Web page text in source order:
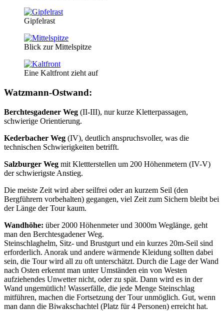
Gipfelrast
Blick zur Mittelspitze
Eine Kaltfront zieht auf
Watzmann-Ostwand:
Berchtesgadener Weg (II-III), nur kurze Kletterpassagen,
schwierige Orientierung.
Kederbacher Weg (IV), deutlich anspruchsvoller, was die
technischen Schwierigkeiten betrifft.
Salzburger Weg mit Klettterstellen um 200 Höhenmetern (IV-V)
der schwierigste Anstieg.
Die meiste Zeit wird aber seilfrei oder an kurzem Seil (den
Bergführern vorbehalten) gegangen, viel Zeit zum Sichern bleibt bei
der Länge der Tour kaum.
Wandhöhe: über 2000 Höhenmeter und 3000m Weglänge, geht
man den Berchtesgadener Weg.
Steinschlaghelm, Sitz- und Brustgurt und ein kurzes 20m-Seil sind
erforderlich. Anorak und andere wärmende Kleidung sollten dabei
sein, die Tour wird all zu oft unterschätzt. Durch die Lage der Wand
nach Osten erkennt man unter Umständen ein von Westen
aufziehendes Unwetter nicht, oder zu spät. Dann wird es in der
Wand ungemütlich! Wasserfälle, die jede Menge Steinschlag
mitführen, machen die Fortsetzung der Tour unmöglich. Gut, wenn
man dann die Biwakschachtel (Platz für 4 Personen) erreicht hat.